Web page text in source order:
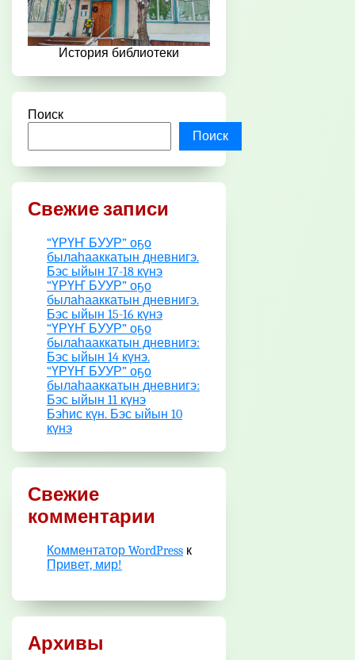
История библиотеки
Поиск
Поиск
Свежие записи
“ҮРҮҤ БУУР” оҕо
былаһааккатын дневнигэ.
Бэс ыйын 17-18 күнэ
“ҮРҮҤ БУУР” оҕо
былаһааккатын дневнигэ.
Бэс ыйын 15-16 күнэ
“ҮРҮҤ БУУР” оҕо
былаһааккатын дневнигэ:
Бэс ыйын 14 күнэ.
“ҮРҮҤ БУУР” оҕо
былаһааккатын дневнигэ:
Бэс ыйын 11 күнэ
Бэһис күн. Бэс ыйын 10
күнэ
Свежие
комментарии
Комментатор WordPress к
Привет, мир!
Архивы